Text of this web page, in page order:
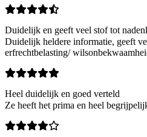
Duidelijk en geeft veel stof tot
Duidelijk heldere informatie, geeft
erfrechtbelasting/
Heel duidelijk en goed verteld
Ze heeft het prima en heel